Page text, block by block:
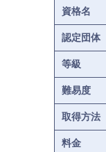
資格名
認定団体
等級
難易度
取得方法
料金